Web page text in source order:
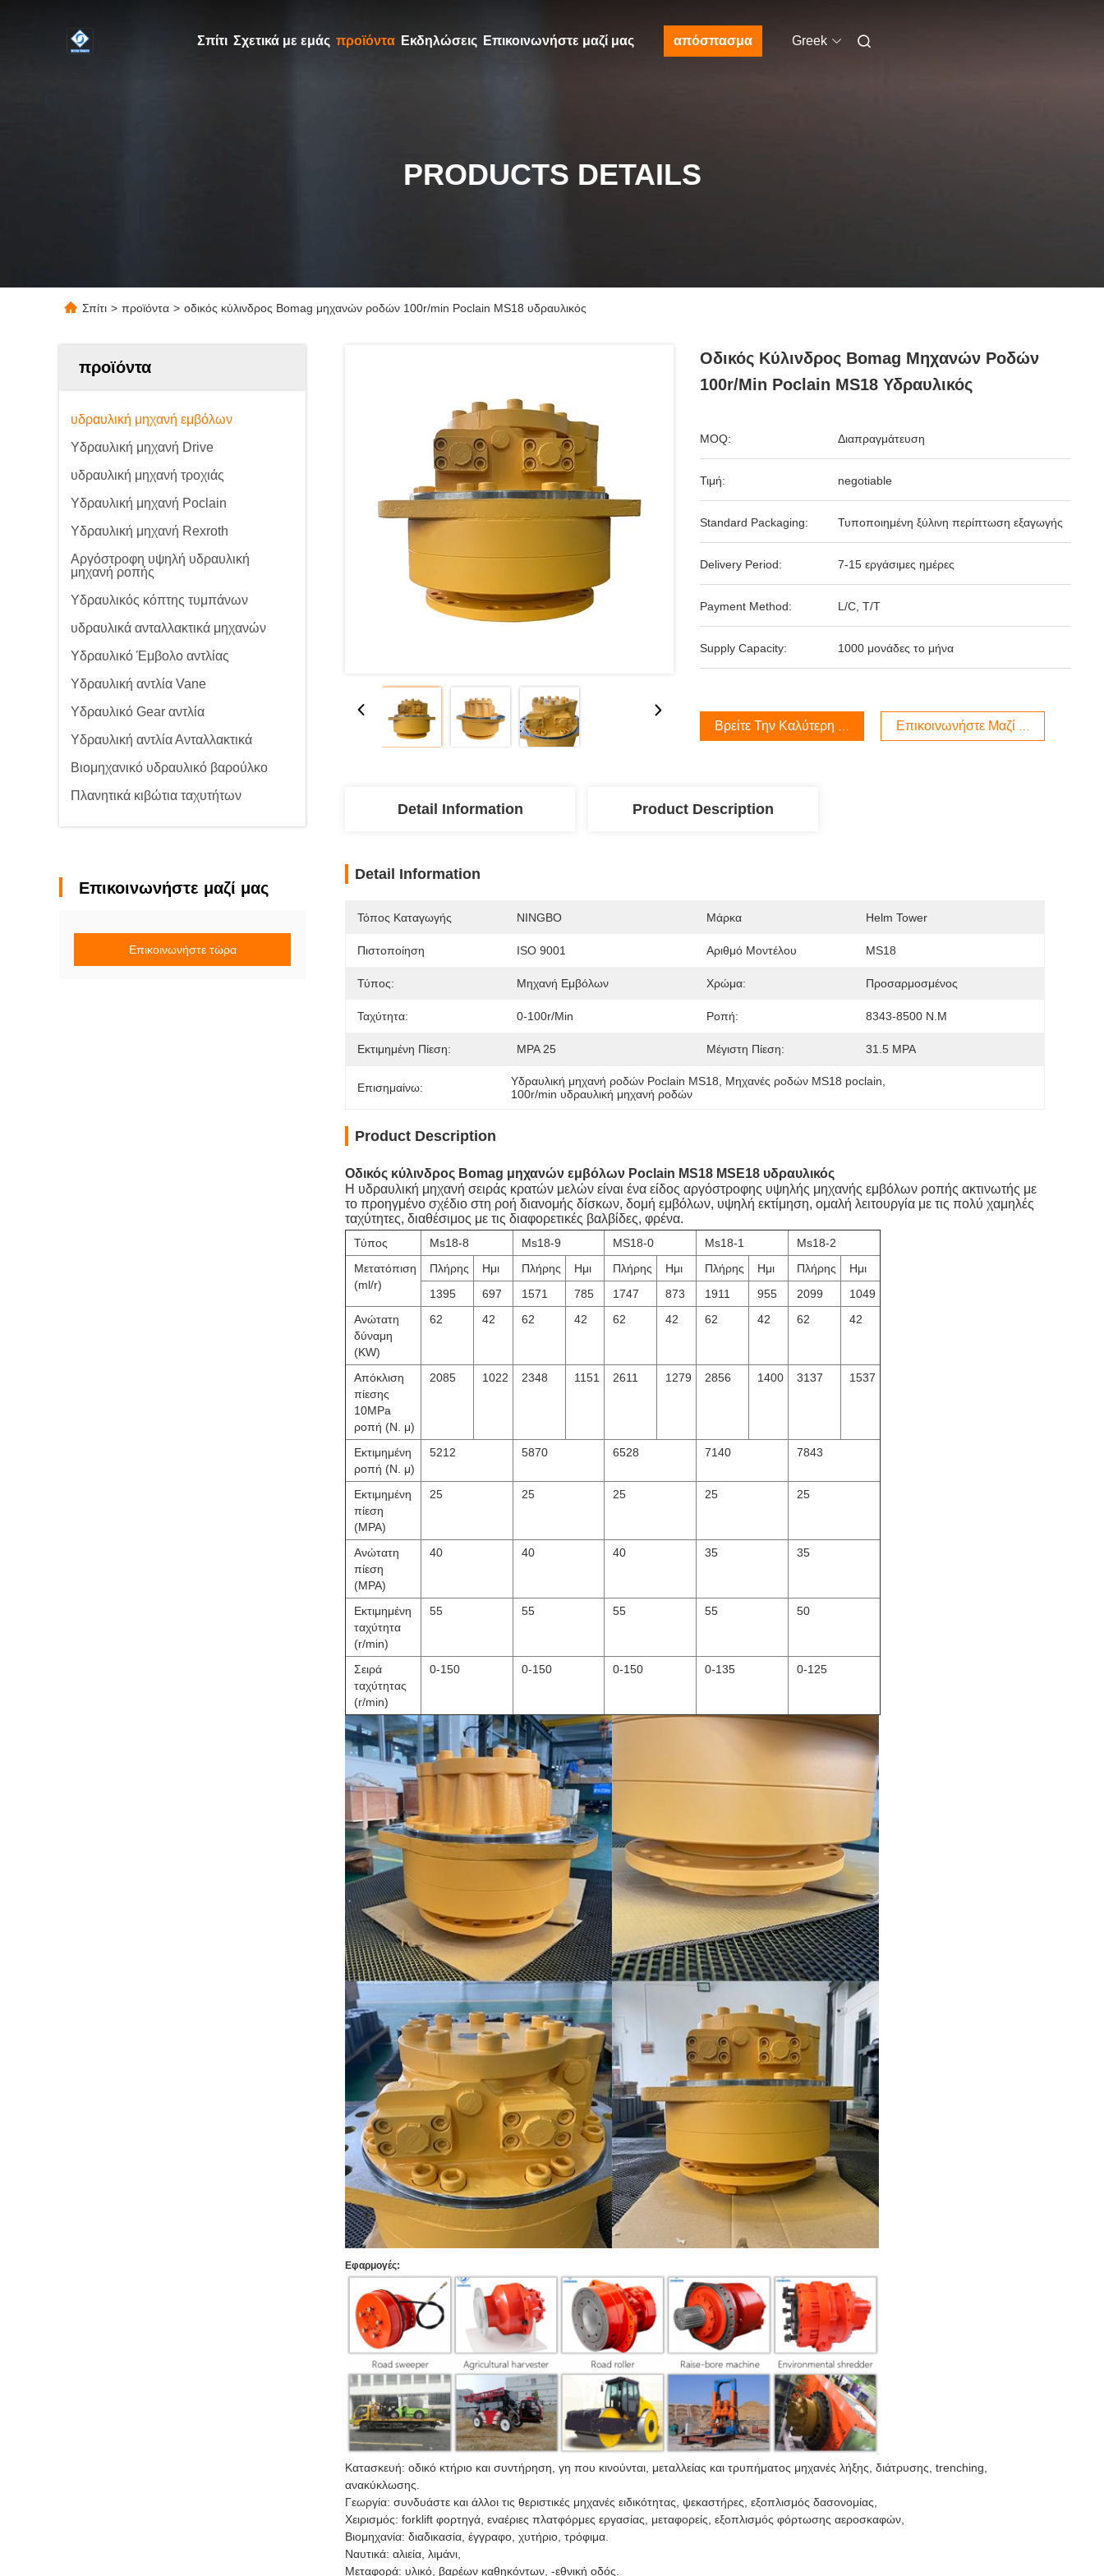
Σπίτι Σχετικά με εμάς προϊόντα Εκδηλώσεις Επικοινωνήστε μαζί μας απόσπασμα Greek
PRODUCTS DETAILS
Σπίτι > προϊόντα > οδικός κύλινδρος Bomag μηχανών ροδών 100r/min Poclain MS18 υδραυλικός
προϊόντα
υδραυλική μηχανή εμβόλων
Υδραυλική μηχανή Drive
υδραυλική μηχανή τροχιάς
Υδραυλική μηχανή Poclain
Υδραυλική μηχανή Rexroth
Αργόστροφη υψηλή υδραυλική
μηχανή ροπής
Υδραυλικός κόπτης τυμπάνων
υδραυλικά ανταλλακτικά μηχανών
Υδραυλικό Έμβολο αντλίας
Υδραυλική αντλία Vane
Υδραυλικό Gear αντλία
Υδραυλική αντλία Ανταλλακτικά
Βιομηχανικό υδραυλικό βαρούλκο
Πλανητικά κιβώτια ταχυτήτων
Επικοινωνήστε μαζί μας
Επικοινωνήστε τώρα
Οδικός Κύλινδρος Bomag Μηχανών Ροδών
100r/min Poclain MS18 Υδραυλικός
MOQ: Διαπραγμάτευση
Τιμή: negotiable
Standard Packaging: Τυποποιημένη ξύλινη περίπτωση εξαγωγής
Delivery Period: 7-15 εργάσιμες ημέρες
Payment Method: L/C, T/T
Supply Capacity: 1000 μονάδες το μήνα
Βρείτε Την Καλύτερη Τιμή Επικοινωνήστε Μαζί Μας
Detail Information Product Description
Detail Information
Τόπος Καταγωγής NINGBO Μάρκα Helm Tower
Πιστοποίηση ISO 9001 Αριθμό Μοντέλου MS18
Τύπος: Μηχανή Εμβόλων Χρώμα: Προσαρμοσμένος
Ταχύτητα: 0-100r/min Ροπή: 8343-8500 N.m
Εκτιμημένη Πίεση: MPA 25 Μέγιστη Πίεση: 31.5 MPA
Επισημαίνω: Υδραυλική μηχανή ροδών Poclain MS18 Μηχανές ροδών MS18 poclain
100r/min υδραυλική μηχανή ροδών
Product Description
Οδικός κύλινδρος Bomag μηχανών εμβόλων Poclain MS18 MSE18 υδραυλικός
Η υδραυλική μηχανή σειράς κρατών μελών είναι ένα είδος αργόστροφης υψηλής μηχανής εμβόλων ροπής ακτινωτής με
το προηγμένο σχέδιο στη ροή διανομής δίσκων, δομή εμβόλων, υψηλή εκτίμηση, ομαλή λειτουργία με τις πολύ χαμηλές
ταχύτητες, διαθέσιμος με τις διαφορετικές βαλβίδες, φρένα.
Τύπος Ms18-8 Ms18-9 MS18-0 Ms18-1
Ms18-2
Μετατόπιση
(ml/r)
Πλήρης Ημι Πλήρης Ημι Πλήρης Ημι Πλήρης Ημι Πλήρης
Ημι
1395
697 1571 785 1747 873 1911 955 2099
1049
Ανώτατη
δύναμη
(KW)
62 42 62 42 62 42 62 42 62 42
Απόκλιση
πίεσης
10MPa
ροπή (Ν. μ)
2085 1022 2348 1151 2611 1279 2856 1400 3137 1537
Εκτιμημένη
ροπή (Ν. μ)
5212 5870 6528 7140 7843
Εκτιμημένη
πίεση
(MPA)
25 25 25 25 25
Ανώτατη
πίεση
(MPA)
40 40 40 35 35
Εκτιμημένη
ταχύτητα
(r/min)
55 55 55 55 50
Σειρά
ταχύτητας
(r/min)
0-150 0-150 0-150 0-135 0-125
Εφαρμογές:
Κατασκευή: οδικό κτήριο και συντήρηση, γη που κινούνται, μεταλλείας και τρυπήματος μηχανές λήξης, διάτρυσης, trenching,
ανακύκλωσης.
Γεωργία: συνδυάστε και άλλοι τις θεριστικές μηχανές ειδικότητας, ψεκαστήρες, εξοπλισμός δασονομίας,
Χειρισμός: forklift φορτηγά, εναέριες πλατφόρμες εργασίας, μεταφορείς, εξοπλισμός φόρτωσης αεροσκαφών,
Βιομηχανία: διαδικασία, έγγραφο, χυτήριο, τρόφιμα.
Ναυτικά: αλιεία, λιμάνι,
Μεταφορά: υλικό, βαρέων καθηκόντων, -εθνική οδός.